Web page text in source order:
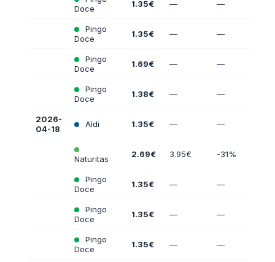
Doce
1.35€ — —
Pingo
Doce
1.35€ — —
Pingo
Doce
1.69€ — —
Pingo
Doce
1.38€ — —
2026-
04-18
Aldi 1.35€ — —
Naturitas 2.69€ 3.95€ -31%
Pingo
Doce
1.35€ — —
Pingo
Doce
1.35€ — —
Pingo
Doce
1.35€ — —